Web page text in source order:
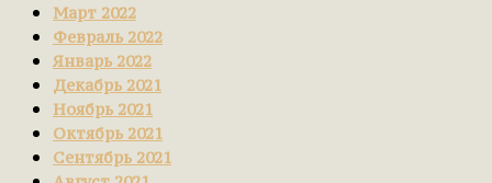
Март 2022
Февраль 2022
Январь 2022
Декабрь 2021
Ноябрь 2021
Октябрь 2021
Сентябрь 2021